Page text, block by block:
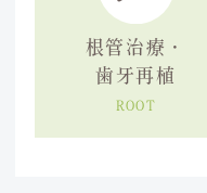
根管治療・
歯牙再植
ROOT